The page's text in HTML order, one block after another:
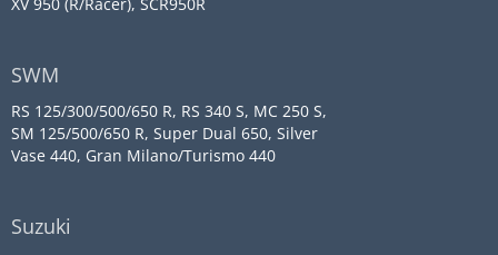
SWM
RS 125/300/500/650 R, RS 340 S, MC 250 S,
SM 125/500/650 R, Super Dual 650, Silver
Vase 440, Gran Milano/Turismo 440
Suzuki